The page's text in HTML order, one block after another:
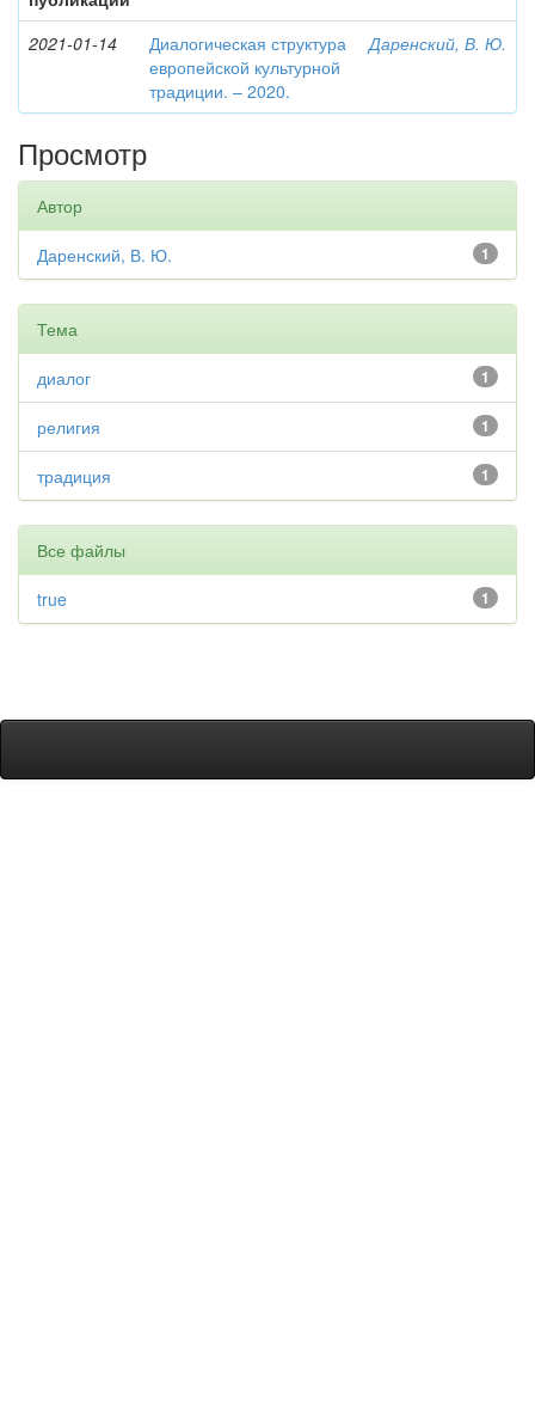
2021-01-14
Диалогическая структура
европейской культурной
традиции. – 2020.
Даренский, В. Ю.
Просмотр
Автор
1
Даренский, В. Ю.
Тема
1
диалог
1
религия
1
традиция
Все файлы
1
true